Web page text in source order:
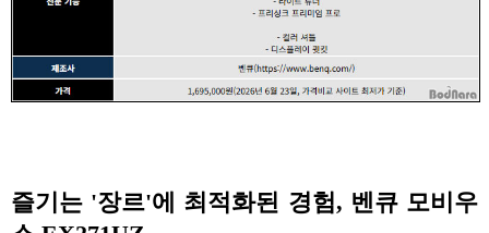
즐기는 '장르'에 최적화된 경험, 벤큐 모비우